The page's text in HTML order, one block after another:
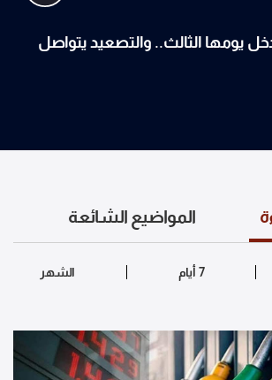
يومها الثالث.. والتصعيد يتواصل
المواضيع الشائعة